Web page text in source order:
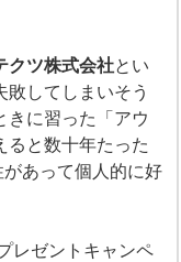
クツ株式会社とい
敗してしまいそう
きに習った「アウ
ると数十年たった
あって個人的に好
レゼントキャンペ